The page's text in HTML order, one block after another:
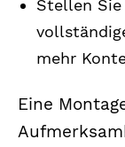
Stellen
mehr
Eine